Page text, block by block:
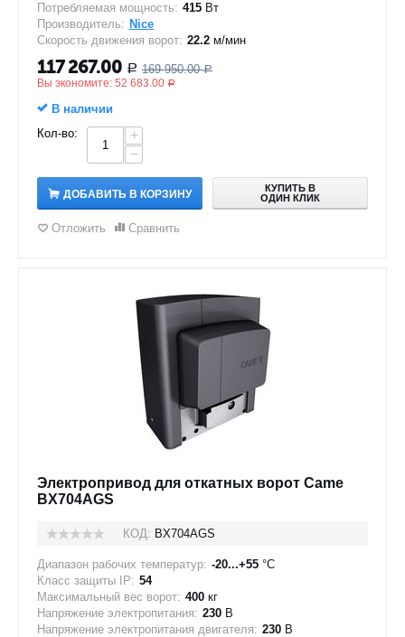
Потребляемая мощность: 415 Вт
Производитель: Nice
Скорость движения ворот: 22.2 м/мин
117 267.00 Р 169 950.00 Р
Вы экономите: 52 683.00 Р
В наличии
Кол-во:
+
−
ДОБАВИТЬ В КОРЗИНУ
КУПИТЬ В
ОДИН КЛИК
Отложить Сравнить
Электропривод для откатных ворот Came
BX704AGS
КОД: BX704AGS
Диапазон рабочих температур: -20...+55 °C
Класс защиты IP: 54
Максимальный вес ворот: 400 кг
Напряжение электропитания: 230 В
Напряжение электропитания двигателя: 230 В